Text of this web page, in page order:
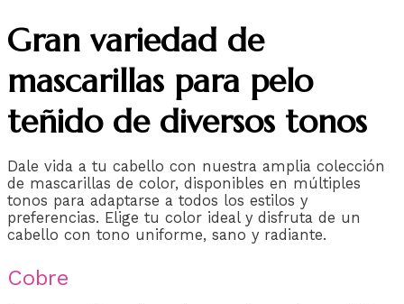
Gran variedad de
mascarillas para pelo
teñido de diversos tonos
Dale vida a tu cabello con nuestra amplia colección
de mascarillas de color, disponibles en múltiples
tonos para adaptarse a todos los estilos y
preferencias. Elige tu color ideal y disfruta de un
cabello con tono uniforme, sano y radiante.
Cobre